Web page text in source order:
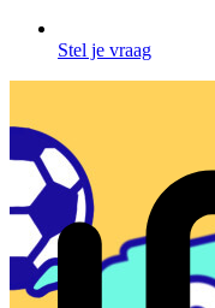
Stel je vraag